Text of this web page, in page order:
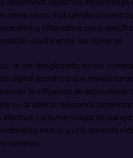
seres vivos, incluyendo a nuestra
y alternativa para
oculta entre los números.
al ser desglosada en sus
digital esotérica que revela
la influencia de estos
su dinámica relacional,
La numerología de pareja
mutuo y una armonía
números.